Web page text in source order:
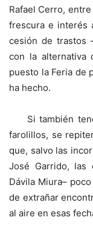
Rafael Cerro,
frescura e interés
cesión de trastos
con la alternativa
puesto la Feria de
ha hecho.
Si también
farolillos, se
que, salvo las
José Garrido, las
Dávila Miura–
de extrañar
al aire en esas